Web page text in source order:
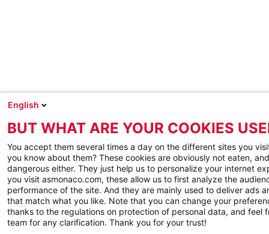
English
BUT WHAT ARE YOUR COOKIES
You accept them several times a day on the different sites you
you know about them? These cookies are obviously not eaten,
dangerous either. They just help us to personalize your internet
you visit asmonaco.com, these allow us to first analyze the
performance of the site. And they are mainly used to deliver ads
that match what you like. Note that you can change your
thanks to the regulations on protection of personal data, and feel
team for any clarification. Thank you for your trust!